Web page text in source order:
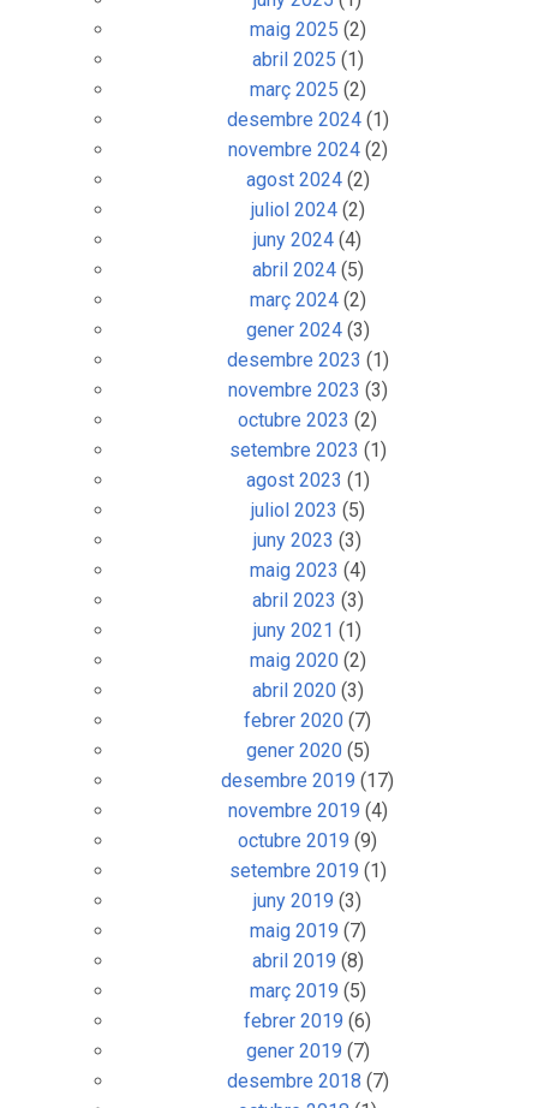
maig 2025 (2)
abril 2025 (1)
març 2025 (2)
desembre 2024(1)
novembre 2024(2)
agost 2024(2)
juliol 2024(2)
juny 2024 (4)
abril 2024(5)
març 2024(2)
gener 2024(3)
desembre 2023 (1)
novembre 2023 (3)
octubre 2023 (2)
setembre 2023 (1)
agost 2023 (1)
juliol 2023 (5)
juny 2023 (3)
maig 2023 (4)
abril 2023 (3)
juny 2021 (1)
maig 2020(2)
abril 2020(3)
febrer 2020 (7)
gener 2020(5)
desembre 2019 (17)
novembre 2019 (4)
octubre 2019 (9)
setembre 2019 (1)
juny 2019 (3)
maig 2019 (7)
abril 2019 (8)
març 2019 (5)
febrer 2019 (6)
gener 2019 (7)
desembre 2018 (7)